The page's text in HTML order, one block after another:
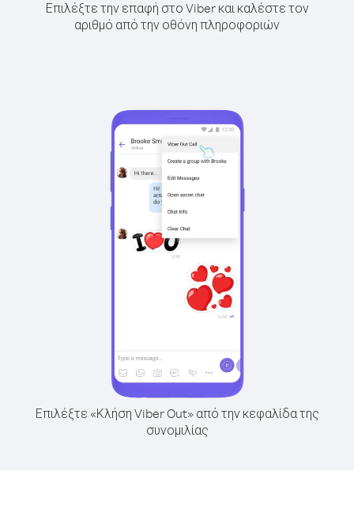
Επιλέξτε την επαφή στο Viber και καλέστε τον
αριθμό από την οθόνη πληροφοριών
Επιλέξτε «Κλήση Viber Out» από την κεφαλίδα της
συνομιλίας